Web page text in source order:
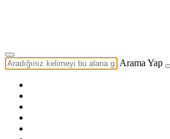
Arama Yap